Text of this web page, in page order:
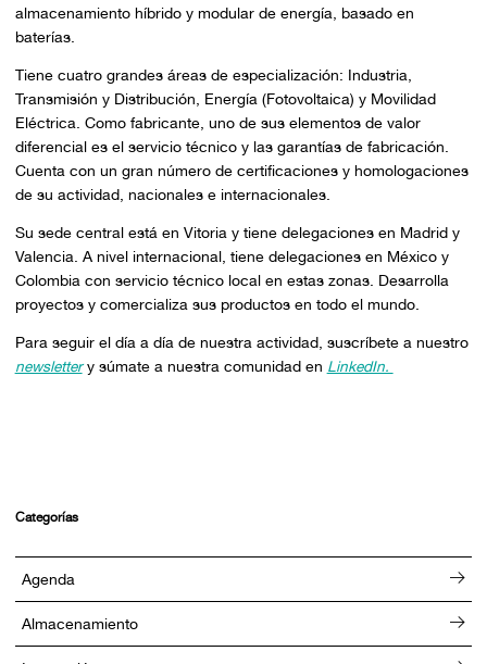
almacenamiento híbrido y modular de energía, basado en
baterías.
Tiene cuatro grandes áreas de especialización: Industria,
Transmisión y Distribución, Energía (Fotovoltaica) y Movilidad
Eléctrica. Como fabricante, uno de sus elementos de valor
diferencial es el servicio técnico y las garantías de fabricación.
Cuenta con un gran número de certificaciones y homologaciones
de su actividad, nacionales e internacionales.
Su sede central está en Vitoria y tiene delegaciones en Madrid y
Valencia. A nivel internacional, tiene delegaciones en México y
Colombia con servicio técnico local en estas zonas. Desarrolla
proyectos y comercializa sus productos en todo el mundo.
Para seguir el día a día de nuestra actividad, suscríbete a nuestro
newslettery súmate a nuestra comunidad en LinkedIn.
Categorías
Agenda
Almacenamiento